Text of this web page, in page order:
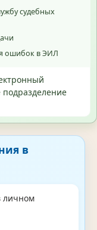
судебных
ошибок в ЭИЛ
в
личном